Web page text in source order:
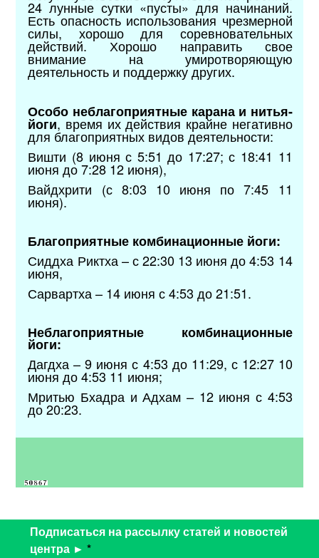
24 лунные сутки «пусты» для начинаний.
Есть опасность использования чрезмерной
силы, хорошо для соревновательных
действий. Хорошо направить свое
внимание на умиротворяющую
деятельность и поддержку других.
Особо неблагоприятные карана и нитья-
йоги, время их действия крайне негативно
для благоприятных видов деятельности:
Вишти (8 июня с 5:51 до 17:27; с 18:41 11
июня до 7:28 12 июня),
Вайдхрити (с 8:03 10 июня по 7:45 11
июня).
Благоприятные комбинационные йоги:
Сиддха Риктха – с 22:30 13 июня до 4:53 14
июня,
Сарвартха – 14 июня с 4:53 до 21:51.
Неблагоприятные комбинационные
йоги:
Дагдха – 9 июня с 4:53 до 11:29, с 12:27 10
июня до 4:53 11 июня;
Мритью Бхадра и Адхам – 12 июня с 4:53
до 20:23.
Подписаться на рассылку статей и новостей
центра ► *